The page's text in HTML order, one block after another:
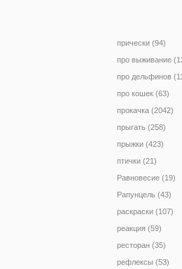
прически (94)
про выживание
про дельфинов
про кошек (63)
прокачка (2042)
прыгать (258)
прыжки (423)
птички (21)
Равновесие (19)
Рапунцель (43)
раскраски (107)
реакция (59)
ресторан (35)
рефлексы (53)